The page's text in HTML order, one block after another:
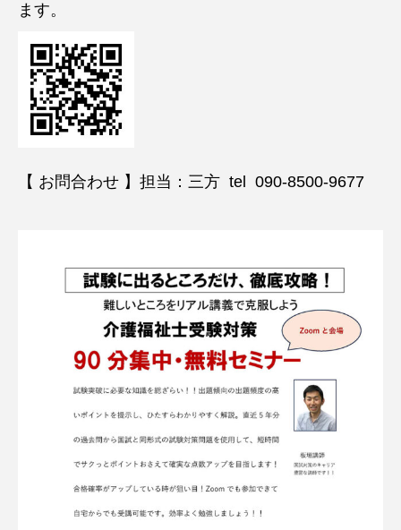
ます。
【 お問合わせ 】担当：三方 tel 090-8500-9677